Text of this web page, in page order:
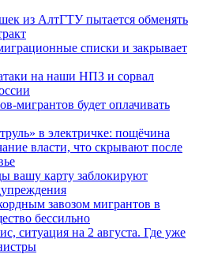
из АлтГТУ пытается обменять
списки и закрывает
на наши НПЗ и сорвал
мигрантов будет оплачивать
в электричке: пощёчина
власти, что скрывают после
вашу карту заблокируют
завозом мигрантов в
бессильно
ситуация на 2 августа. Где уже